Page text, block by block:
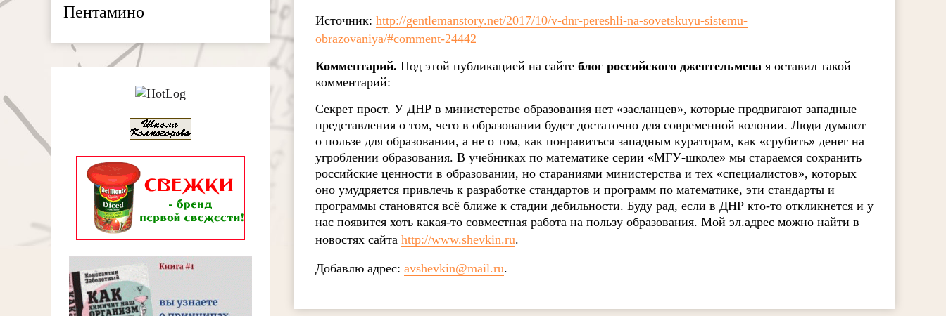
Источник:http://gentlemanstory.net/2017/10/v-dnr-pereshli-na-sovetskuyu-sistemu-
obrazovaniya/#comment-24442
Комментарий. Под этой публикацией на сайтеблог российского джентельмена я оставил такой
комментарий:
Секрет прост. У ДНР в министерстве образования нет «засланцев», которые продвигают западные
представления о том, чего в образовании будет достаточно для современной колонии. Люди думают
о пользе для образовании, а не о том, как понравиться западным кураторам, как «срубить» денег на
угроблении образования. В учебниках по математике серии «МГУ-школе» мы стараемся сохранить
российские ценности в образовании, но стараниями министерства и тех «специалистов», которых
оно умудряется привлечь к разработке стандартов и программ по математике, эти стандарты и
программы становятся всё ближе к стадии дебильности. Буду рад, если в ДНР кто-то откликнется и у
нас появится хоть какая-то совместная работа на пользу образования. Мой эл.адрес можно найти в
новостях сайтаhttp://www.shevkin.ru.
Добавлю адрес:avshevkin@mail.ru.
Пентамино